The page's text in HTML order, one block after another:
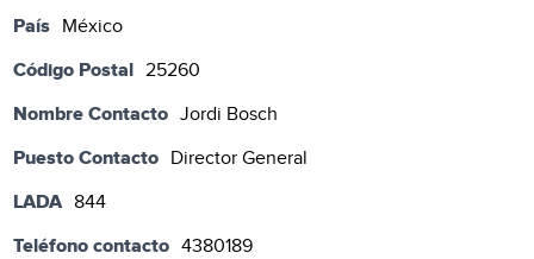
País México
Código Postal 25260
Nombre Contacto Jordi Bosch
Puesto Contacto Director General
LADA 844
Teléfono contacto 4380189